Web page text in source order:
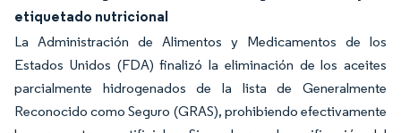
etiquetado nutricional
La Administración de Alimentos y Medicamentos de los
Estados Unidos (FDA) finalizó la eliminación de los aceites
parcialmente hidrogenados de la lista de Generalmente
Reconocido como Seguro (GRAS), prohibiendo efectivamente